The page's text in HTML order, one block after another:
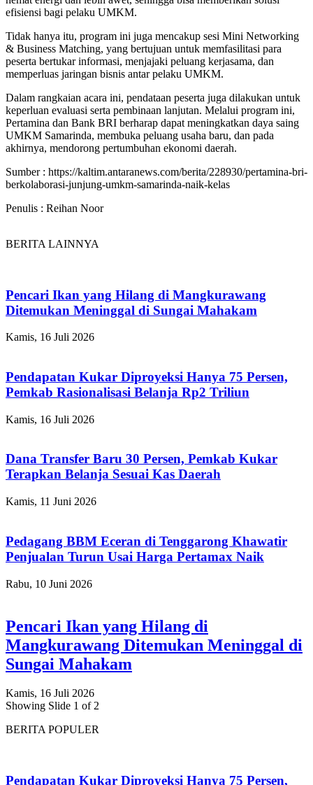
efisiensi bagi pelaku UMKM.
Tidak hanya itu, program ini juga mencakup sesi Mini Networking
& Business Matching, yang bertujuan untuk memfasilitasi para
peserta bertukar informasi, menjajaki peluang kerjasama, dan
memperluas jaringan bisnis antar pelaku UMKM.
Dalam rangkaian acara ini, pendataan peserta juga dilakukan untuk
keperluan evaluasi serta pembinaan lanjutan. Melalui program ini,
Pertamina dan Bank BRI berharap dapat meningkatkan daya saing
UMKM Samarinda, membuka peluang usaha baru, dan pada
akhirnya, mendorong pertumbuhan ekonomi daerah.
Sumber : https://kaltim.antaranews.com/berita/228930/pertamina-bri-
berkolaborasi-junjung-umkm-samarinda-naik-kelas
Penulis : Reihan Noor
BERITA LAINNYA
Pencari Ikan yang Hilang di Mangkurawang
Ditemukan Meninggal di Sungai Mahakam
Kamis, 16 Juli 2026
Pendapatan Kukar Diproyeksi Hanya 75 Persen,
Pemkab Rasionalisasi Belanja Rp2 Triliun
Kamis, 16 Juli 2026
Dana Transfer Baru 30 Persen, Pemkab Kukar
Terapkan Belanja Sesuai Kas Daerah
Kamis, 11 Juni 2026
Pedagang BBM Eceran di Tenggarong Khawatir
Penjualan Turun Usai Harga Pertamax Naik
Rabu, 10 Juni 2026
Pencari Ikan yang Hilang di
Mangkurawang Ditemukan Meninggal di
Sungai Mahakam
Kamis, 16 Juli 2026
Showing Slide 1 of 2
BERITA POPULER
Pendapatan Kukar Diproyeksi Hanya 75 Persen,